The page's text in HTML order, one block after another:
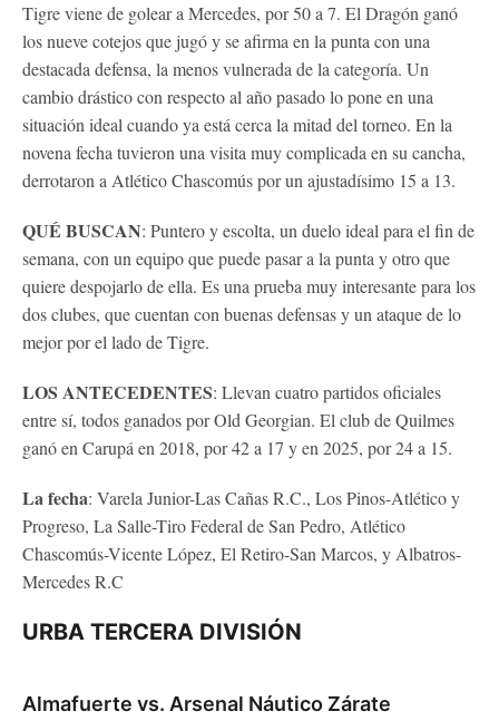
Tigre viene de golear a Mercedes, por 50 a 7. El Dragón ganó
los nueve cotejos que jugó y se afirma en la punta con una
destacada defensa, la menos vulnerada de la categoría. Un
cambio drástico con respecto al año pasado lo pone en una
situación ideal cuando ya está cerca la mitad del torneo. En la
novena fecha tuvieron una visita muy complicada en su cancha,
derrotaron a Atlético Chascomús por un ajustadísimo 15 a 13.
QUÉ BUSCAN: Puntero y escolta, un duelo ideal para el fin de
semana, con un equipo que puede pasar a la punta y otro que
quiere despojarlo de ella. Es una prueba muy interesante para los
dos clubes, que cuentan con buenas defensas y un ataque de lo
mejor por el lado de Tigre.
LOS ANTECEDENTES: Llevan cuatro partidos oficiales
entre sí, todos ganados por Old Georgian. El club de Quilmes
ganó en Carupá en 2018, por 42 a 17 y en 2025, por 24 a 15.
La fecha: Varela Junior-Las Cañas R.C., Los Pinos-Atlético y
Progreso, La Salle-Tiro Federal de San Pedro, Atlético
Chascomús-Vicente López, El Retiro-San Marcos, y Albatros-
Mercedes R.C
URBA TERCERA DIVISIÓN
Almafuerte vs. Arsenal Náutico Zárate